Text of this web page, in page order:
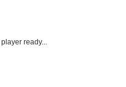
player ready...